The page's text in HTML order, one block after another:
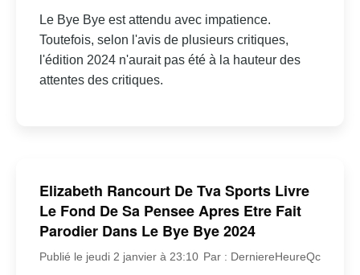
Le Bye Bye est attendu avec impatience.
Toutefois, selon l'avis de plusieurs critiques,
l'édition 2024 n'aurait pas été à la hauteur des
attentes des critiques.
Elizabeth Rancourt De Tva Sports Livre
Le Fond De Sa Pensee Apres Etre Fait
Parodier Dans Le Bye Bye 2024
Publié le jeudi 2 janvier à 23:10 Par : DerniereHeureQc